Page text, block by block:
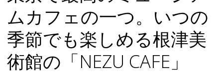
ツ
へ
ス
キ
ッ
ムカフェの一つ。いつの
季節でも楽しめる根津美
術館の「NEZU CAFE」